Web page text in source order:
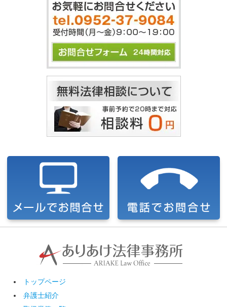
トップページ
弁護士紹介